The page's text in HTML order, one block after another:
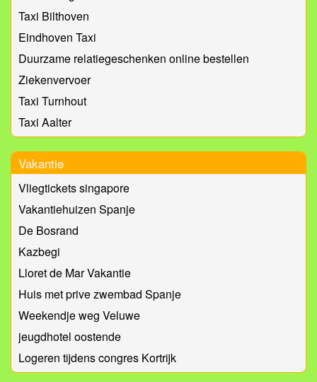
Taxi Bilthoven
Eindhoven Taxi
Duurzame relatiegeschenken online bestellen
Ziekenvervoer
Taxi Turnhout
Taxi Aalter
Vakantie
Vliegtickets singapore
Vakantiehuizen Spanje
De Bosrand
Kazbegi
Lloret de Mar Vakantie
Huis met prive zwembad Spanje
Weekendje weg Veluwe
jeugdhotel oostende
Logeren tijdens congres Kortrijk